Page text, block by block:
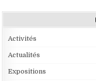
Activités
Actualités
Expositions